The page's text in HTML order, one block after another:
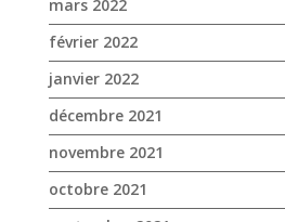
octobre 2021
septembre 2021
août 2021
juillet 2021
juin 2021
mai 2021